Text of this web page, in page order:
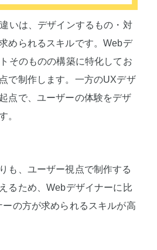
いは、デザインするもの・対
められるスキルです。Webデ
そのものの構築に特化してお
で制作します。一方のUXデザ
点で、ユーザーの体験をデザ
。
も、ユーザー視点で制作する
るため、Webデザイナーに比
の方が求められるスキルが高